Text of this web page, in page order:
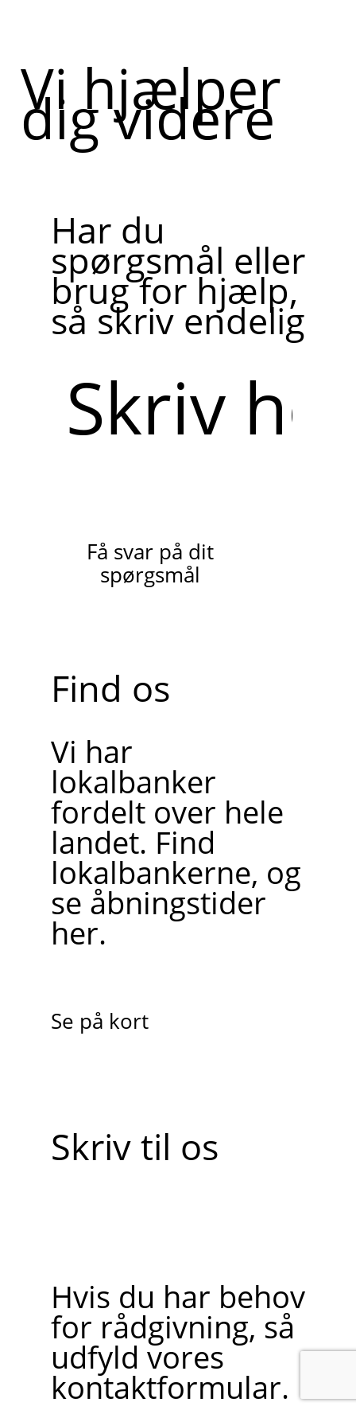
Vi hjælper
dig videre
Har du
spørgsmål eller
brug for hjælp,
så skriv endelig
her
Få svar på dit
spørgsmål
Find os
Vi har
lokalbanker
fordelt over hele
landet. Find
lokalbankerne, og
se åbningstider
her.
Se på kort
Skriv til os
Hvis du har behov
for rådgivning, så
udfyld vores
kontaktformular.